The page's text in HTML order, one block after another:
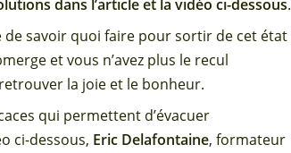
dans l’article et la vidéo ci-dessous.
de savoir quoi faire pour sortir de cet état
et vous n’avez plus le recul
la joie et le bonheur.
qui permettent d’évacuer
ci-dessous, Eric Delafontaine, formateur